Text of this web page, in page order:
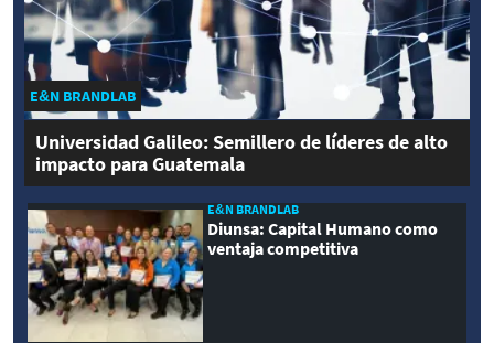
E&N BRANDLAB
Universidad Galileo: Semillero de líderes de alto
impacto para Guatemala
E&N BRANDLAB
Diunsa: Capital Humano como
ventaja competitiva